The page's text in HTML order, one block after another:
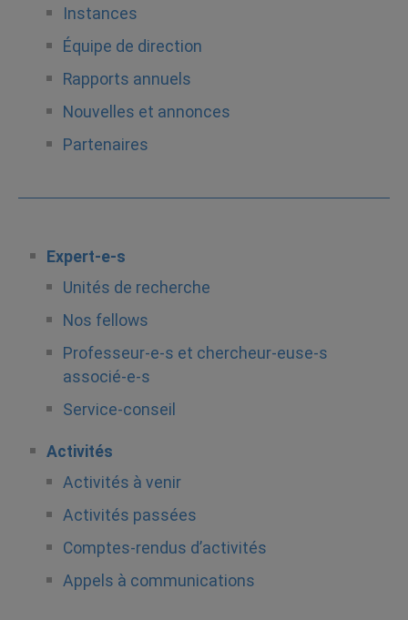
Instances
Équipe de direction
Rapports annuels
Nouvelles et annonces
Partenaires
Expert-e-s
Unités de recherche
Nos fellows
Professeur-e-s et chercheur-euse-s
associé-e-s
Service-conseil
Activités
Activités à venir
Activités passées
Comptes-rendus d’activités
Appels à communications